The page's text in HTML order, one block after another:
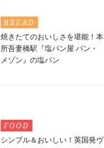
BREAD
焼きたてのおいしさを堪能！本
所吾妻橋駅『塩パン屋 パン・
メゾン』の塩パン
FOOD
シンプル＆おいしい！英国発ヴ